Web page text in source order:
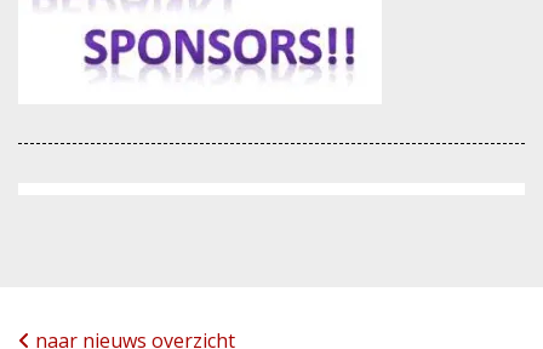
naar nieuws overzicht